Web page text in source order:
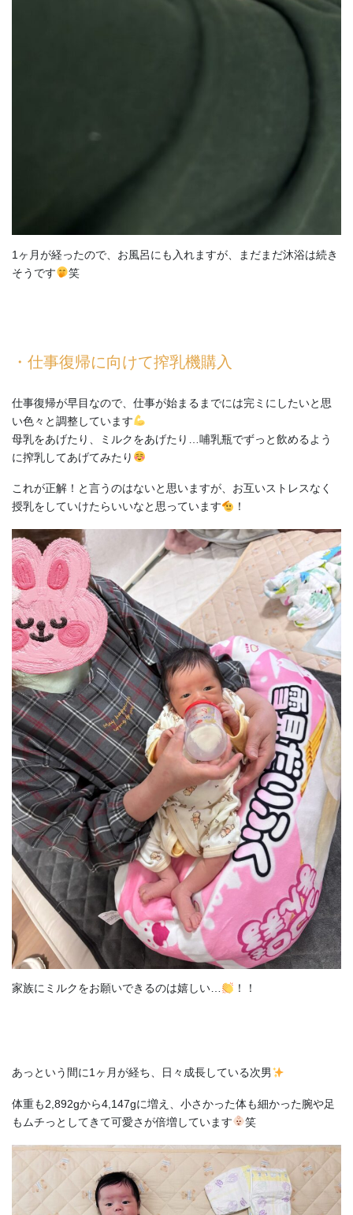
1ヶ月が経ったので、お風呂にも入れますが、まだまだ沐浴は続き
そうです
笑
・仕事復帰に向けて搾乳機購入
仕事復帰が早目なので、仕事が始まるまでには完ミにしたいと思
い色々と調整しています
母乳をあげたり、ミルクをあげたり…哺乳瓶でずっと飲めるよう
に搾乳してあげてみたり
これが正解！と言うのはないと思いますが、お互いストレスなく
授乳をしていけたらいいなと思っています
！
家族にミルクをお願いできるのは嬉しい… ！！
あっという間に1ヶ月が経ち、日々成長している次男
体重も2,892gから4,147gに増え、小さかった体も細かった腕や足
もムチっとしてきて可愛さが倍増しています
笑